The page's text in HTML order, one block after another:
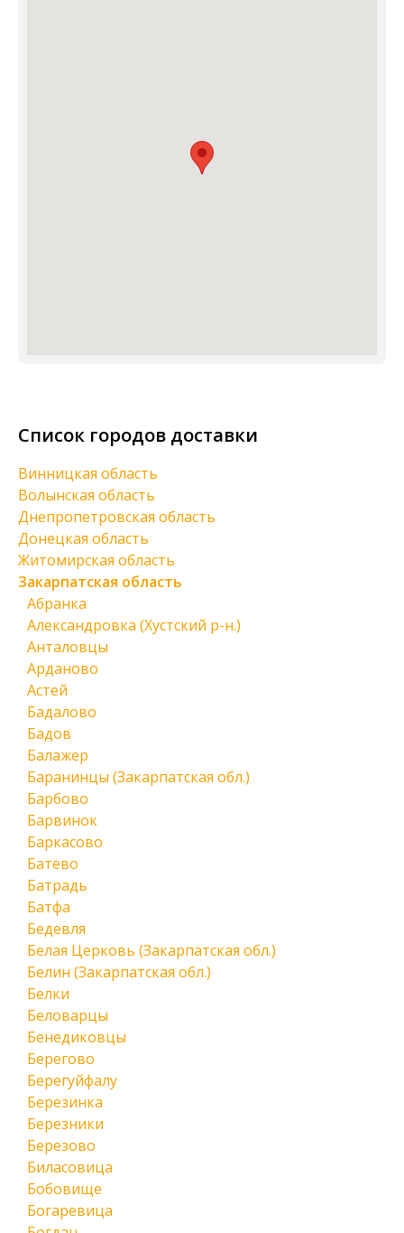
Список городов доставки
Винницкая область
Волынская область
Днепропетровская область
Донецкая область
Житомирская область
Закарпатская область
Абранка
Александровка (Хустский р-н.)
Анталовцы
Арданово
Астей
Бадалово
Бадов
Балажер
Баранинцы (Закарпатская обл.)
Барбово
Барвинок
Баркасово
Батево
Батрадь
Батфа
Бедевля
Белая Церковь (Закарпатская обл.)
Белин (Закарпатская обл.)
Белки
Беловарцы
Бенедиковцы
Берегово
Берегуйфалу
Березинка
Березники
Березово
Биласовица
Бобовище
Богаревица